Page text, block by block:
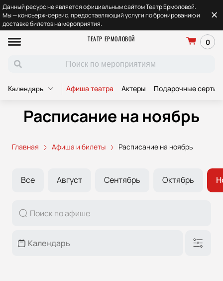
Данный ресурс не является официальным сайтом Театр Ермоловой.
Мы — консьерж-сервис, предоставляющий услуги по бронированию и
доставке билетов на мероприятия.
ТЕАТР ЕРМОЛОВОЙ
0
Календарь Афиша театра Актеры Подарочные
Расписание на ноябрь
Главная Афиша и билеты Расписание на ноябрь
Все Август Сентябрь Октябрь